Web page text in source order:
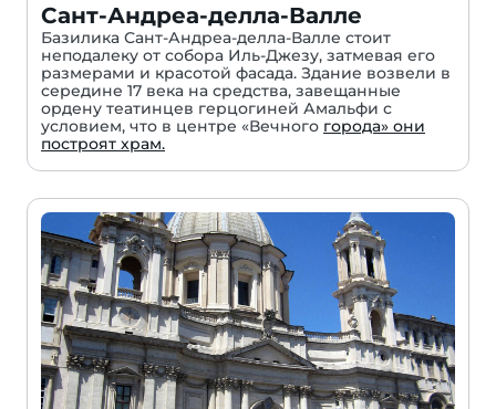
Сант-Андреа-делла-Валле
Базилика Сант-Андреа-делла-Валле стоит
неподалеку от собора Иль-Джезу, затмевая его
размерами и красотой фасада. Здание возвели в
середине 17 века на средства, завещанные
ордену театинцев герцогиней Амальфи с
условием, что в центре «Вечного города» они
построят храм.